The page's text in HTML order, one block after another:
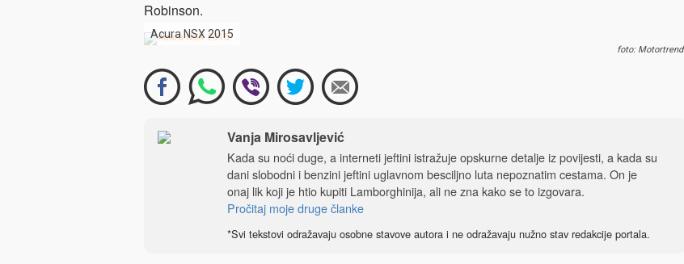
Robinson.
Acura NSX 2015
foto: Motortrend
Vanja Mirosavljević
Kada su noći duge, a interneti jeftini istražuje opskurne detalje iz povijesti, a kada su
dani slobodni i benzini jeftini uglavnom besciljno luta nepoznatim cestama. On je
onaj lik koji je htio kupiti Lamborghinija, ali ne zna kako se to izgovara.
Pročitaj moje druge članke
*Svi tekstovi odražavaju osobne stavove autora i ne odražavaju nužno stav redakcije portala.